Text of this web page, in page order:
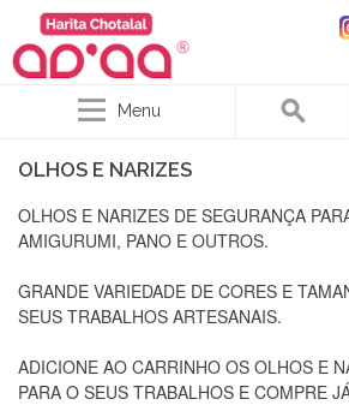
Menu
OLHOS E NARIZES
OLHOS E NARIZES DE SEGURANÇA
AMIGURUMI, PANO E OUTROS.
GRANDE VARIEDADE DE CORES E
SEUS TRABALHOS ARTESANAIS.
ADICIONE AO CARRINHO OS OLHOS E
PARA O SEUS TRABALHOS E COMPRE